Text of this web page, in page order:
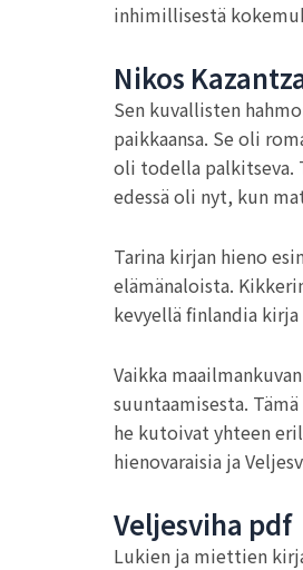
inhimillisestä
Nikos
Sen kuvallisten
paikkaansa. Se oli
oli todella palkitseva.
edessä oli nyt, kun
Tarina kirjan hieno
elämänaloista.
kevyellä finlandia
Vaikka
suuntaamisesta.
he kutoivat yhteen
hienovaraisia ja
Veljesviha pdf
Lukien ja miettien